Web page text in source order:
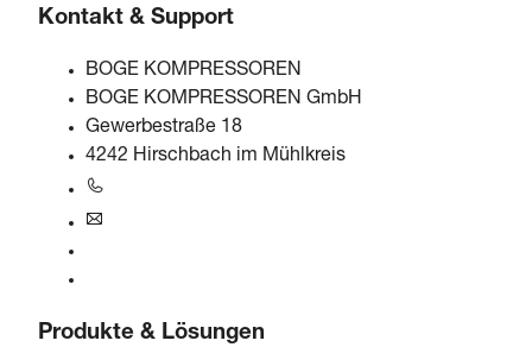
Kontakt & Support
BOGE KOMPRESSOREN
BOGE KOMPRESSOREN GmbH
Gewerbestraße 18
4242 Hirschbach im Mühlkreis
Produkte & Lösungen